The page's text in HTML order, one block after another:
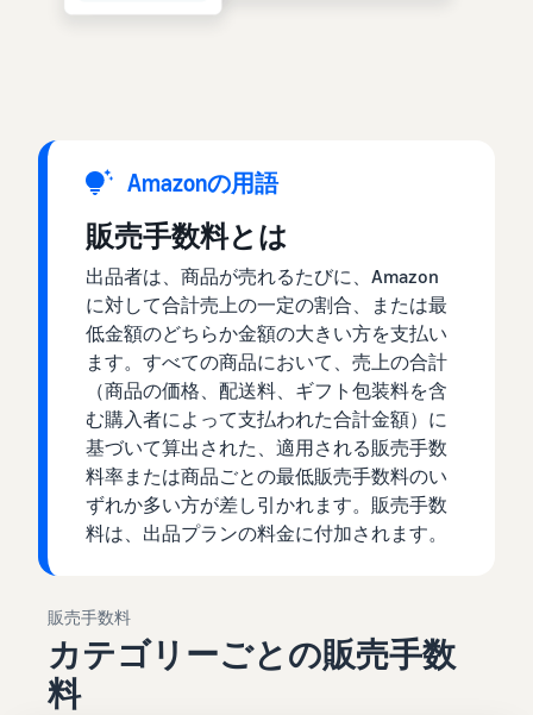
Amazonの用語
販売手数料とは
出品者は、商品が売れるたびに、Amazon
に対して合計売上の一定の割合、または最
低金額のどちらか金額の大きい方を支払い
ます。すべての商品において、売上の合計
（商品の価格、配送料、ギフト包装料を含
む購入者によって支払われた合計金額）に
基づいて算出された、適用される販売手数
料率または商品ごとの最低販売手数料のい
ずれか多い方が差し引かれます。販売手数
料は、出品プランの料金に付加されます。
販売手数料
カテゴリーごとの販売手数
料